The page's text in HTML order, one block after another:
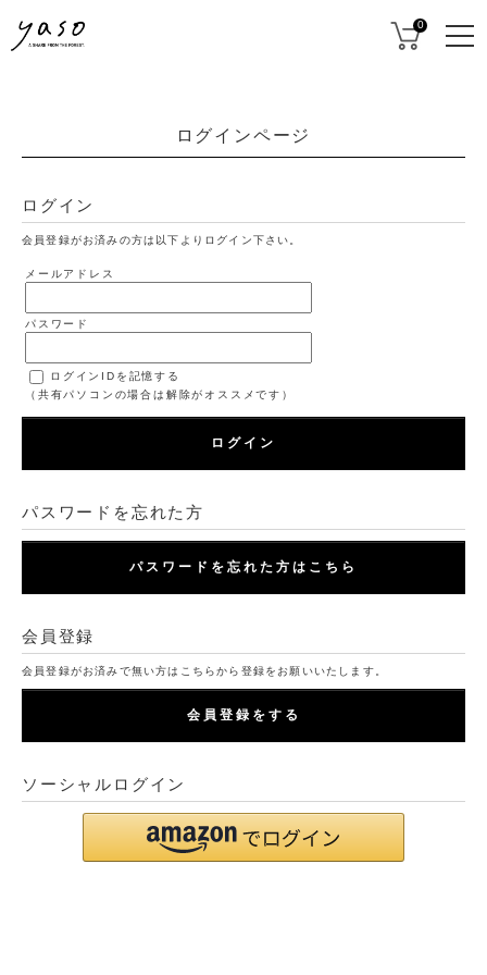
0
ログインページ
ログイン
会員登録がお済みの方は以下よりログイン下さい。
メールアドレス
パスワード
ログインIDを記憶する
（共有パソコンの場合は解除がオススメです）
ログイン
パスワードを忘れた方
パスワードを忘れた方はこちら
会員登録
会員登録がお済みで無い方はこちらから登録をお願いいたします。
会員登録をする
ソーシャルログイン